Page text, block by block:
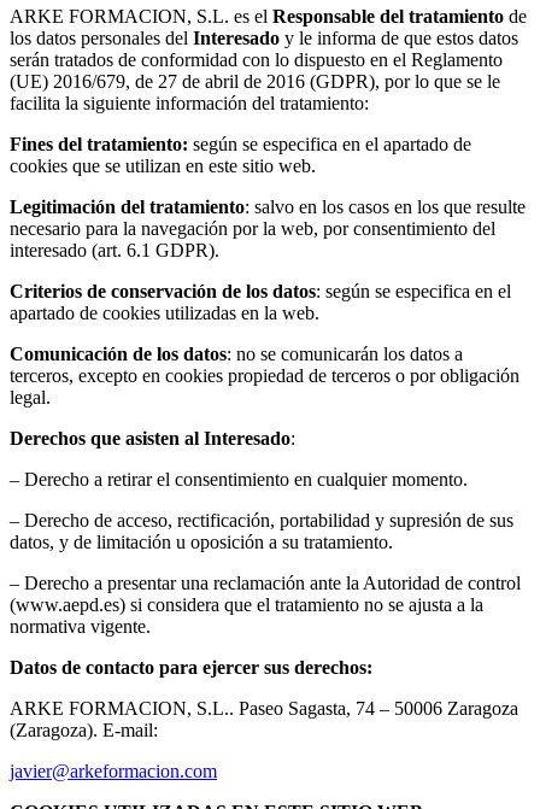
ARKE FORMACION, S.L. es el Responsable del tratamiento de
los datos personales del Interesado y le informa de que estos datos
serán tratados de conformidad con lo dispuesto en el Reglamento
(UE) 2016/679, de 27 de abril de 2016 (GDPR), por lo que se le
facilita la siguiente información del tratamiento:
Fines del tratamiento: según se especifica en el apartado de
cookies que se utilizan en este sitio web.
Legitimación del tratamiento: salvo en los casos en los que resulte
necesario para la navegación por la web, por consentimiento del
interesado (art. 6.1 GDPR).
Criterios de conservación de los datos: según se especifica en el
apartado de cookies utilizadas en la web.
Comunicación de los datos: no se comunicarán los datos a
terceros, excepto en cookies propiedad de terceros o por obligación
legal.
Derechos que asisten al Interesado:
– Derecho a retirar el consentimiento en cualquier momento.
– Derecho de acceso, rectificación, portabilidad y supresión de sus
datos, y de limitación u oposición a su tratamiento.
– Derecho a presentar una reclamación ante la Autoridad de control
(www.aepd.es) si considera que el tratamiento no se ajusta a la
normativa vigente.
Datos de contacto para ejercer sus derechos:
ARKE FORMACION, S.L.. Paseo Sagasta, 74 – 50006 Zaragoza
(Zaragoza). E-mail:
javier@arkeformacion.com